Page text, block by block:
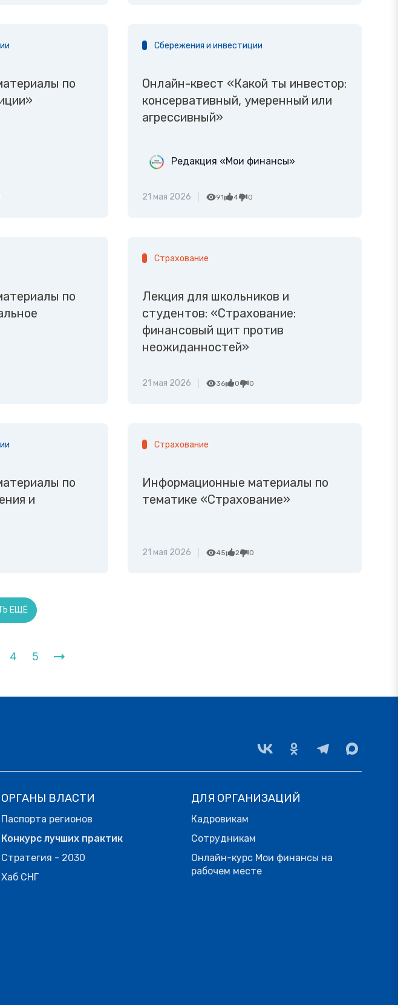
по
Сбережения и инвестиции
Онлайн-квест «Какой ты инвестор:
консервативный, умеренный или
агрессивный»
Редакция «Мои финансы»
21 мая 2026 91 4 0
по
Страхование
Лекция для школьников и
студентов: «Страхование:
финансовый щит против
неожиданностей»
21 мая 2026 36 0 0
по
и
Страхование
Информационные материалы по
тематике «Страхование»
21 мая 2026 45 2 0
ЕЩЁ
4 5
ОРГАНЫ ВЛАСТИ
Паспорта регионов
Конкурс лучших практик
Стратегия - 2030
Хаб СНГ
ДЛЯ ОРГАНИЗАЦИЙ
Кадровикам
Сотрудникам
Онлайн-курс Мои финансы на
рабочем месте